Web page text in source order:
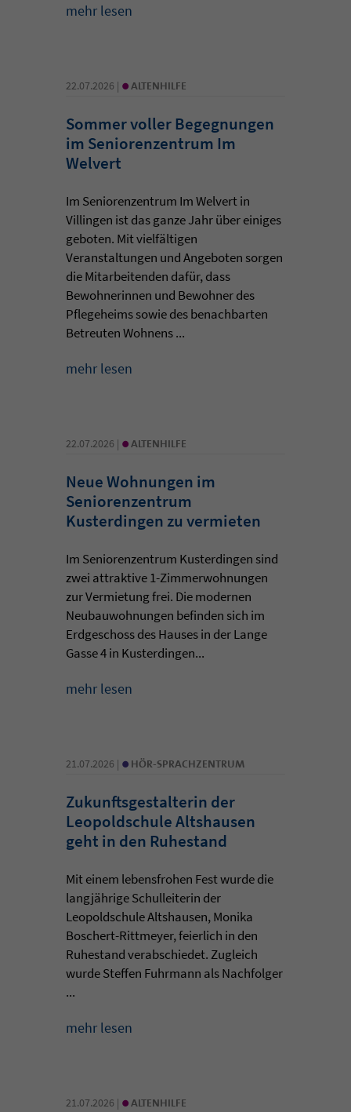
mehr lesen
22.07.2026 | • ALTENHILFE
Sommer voller Begegnungen
im Seniorenzentrum Im
Welvert
Im Seniorenzentrum Im Welvert in
Villingen ist das ganze Jahr über einiges
geboten. Mit vielfältigen
Veranstaltungen und Angeboten sorgen
die Mitarbeitenden dafür, dass
Bewohnerinnen und Bewohner des
Pflegeheims sowie des benachbarten
Betreuten Wohnens ...
mehr lesen
22.07.2026 | • ALTENHILFE
Neue Wohnungen im
Seniorenzentrum
Kusterdingen zu vermieten
Im Seniorenzentrum Kusterdingen sind
zwei attraktive 1-Zimmerwohnungen
zur Vermietung frei. Die modernen
Neubauwohnungen befinden sich im
Erdgeschoss des Hauses in der Lange
Gasse 4 in Kusterdingen...
mehr lesen
21.07.2026 | • HÖR-SPRACHZENTRUM
Zukunftsgestalterin der
Leopoldschule Altshausen
geht in den Ruhestand
Mit einem lebensfrohen Fest wurde die
langjährige Schulleiterin der
Leopoldschule Altshausen, Monika
Boschert-Rittmeyer, feierlich in den
Ruhestand verabschiedet. Zugleich
wurde Steffen Fuhrmann als Nachfolger
...
mehr lesen
21.07.2026 | • ALTENHILFE